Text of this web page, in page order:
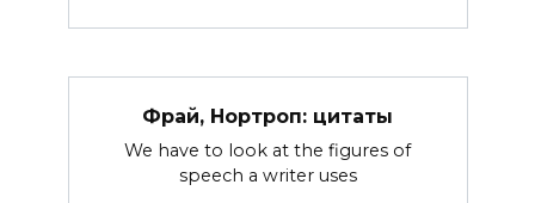
Фрай, Нортроп: цитаты
We have to look at the figures of
speech a writer uses